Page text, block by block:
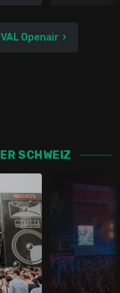
Openair
SCHWEIZ